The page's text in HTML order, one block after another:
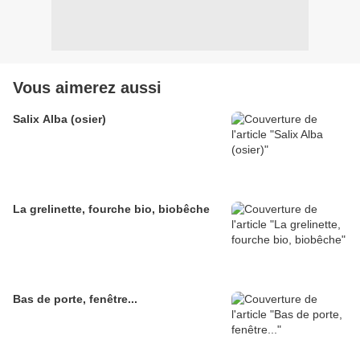
Vous aimerez aussi
Salix Alba (osier)
La grelinette, fourche bio, biobêche
Bas de porte, fenêtre...